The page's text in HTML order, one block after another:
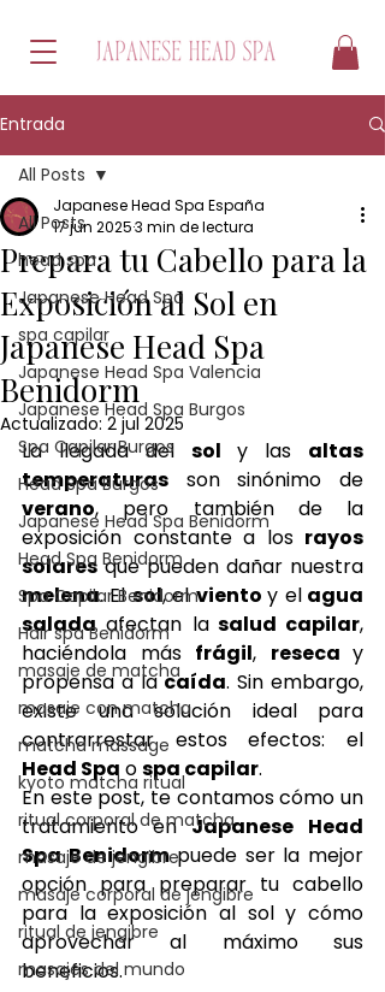
Entrada
All Posts
head spa
Japanese Head Spa
spa capilar
Japanese Head Spa Valencia
Japanese Head Spa Burgos
Spa Capilar Burgos
Head Spa Burgos
Japanese Head Spa Benidorm
Head Spa Benidorm
Spa Capilar Benidorm
Hair spa Benidorm
masaje de matcha
masaje con matcha
matcha massage
kyoto matcha ritual
ritual corporal de matcha
masaje de jengibre
masaje corporal de jengibre
ritual de jengibre
masajes del mundo
All Posts
Prepara tu Cabello para la
Exposición al Sol en
Japanese Head Spa
Benidorm
Japanese Head Spa España
17 jun 20253 min de lectura
Actualizado:2 jul 2025
La llegada del sol y las altas
temperaturas
verano, pero también de la
exposición constante a los rayos
solares
melena. El sol, el viento y el agua
salada afectan la salud capilar,
haciéndola más frágil, reseca y
propensa a la caída. Sin embargo,
existe una solución ideal para
Head Spa o spa capilar.
En este post, te contamos cómo un
tratamiento en Japanese Head
Spa Benidorm puede ser la mejor
opción para preparar tu cabello
para la exposición al sol y cómo
aprovechar al máximo sus
beneficios.